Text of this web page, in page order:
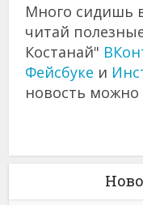
Много сидишь
читай
Костанай"
Фейсбуке и
новость